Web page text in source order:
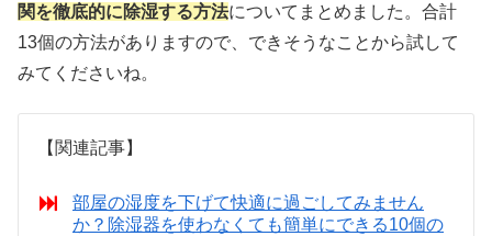
関を徹底的に除湿する方法についてまとめました。合計
13個の方法がありますので、できそうなことから試して
みてくださいね。
【関連記事】
部屋の湿度を下げて快適に過ごしてみません
か？除湿器を使わなくても簡単にできる10個の